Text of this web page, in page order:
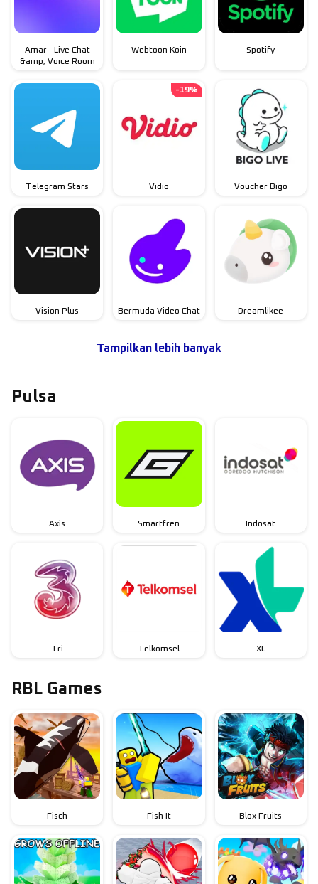
Amar - Live Chat
&amp; Voice Room
Webtoon Koin Spotify
Telegram Stars
-19%
Vidio Voucher Bigo
Vision Plus Bermuda Video Chat Dreamlikee
Tampilkan lebih banyak
Pulsa
Axis Smartfren Indosat
Tri Telkomsel XL
RBL Games
Fisch Fish It Blox Fruits